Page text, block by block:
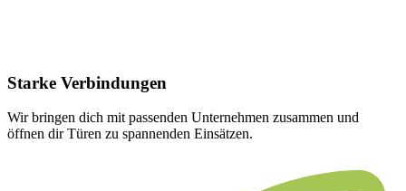
Starke Verbindungen
Wir bringen dich mit passenden Unternehmen zusammen und
öffnen dir Türen zu spannenden Einsätzen.